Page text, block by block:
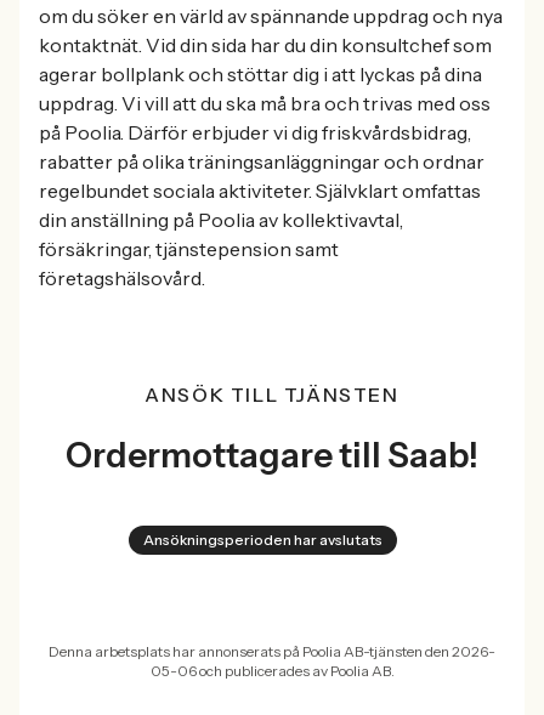
om du söker en värld av spännande uppdrag och nya
kontaktnät. Vid din sida har du din konsultchef som
agerar bollplank och stöttar dig i att lyckas på dina
uppdrag. Vi vill att du ska må bra och trivas med oss
på Poolia. Därför erbjuder vi dig friskvårdsbidrag,
rabatter på olika träningsanläggningar och ordnar
regelbundet sociala aktiviteter. Självklart omfattas
din anställning på Poolia av kollektivavtal,
försäkringar, tjänstepension samt
företagshälsovård.
ANSÖK TILL TJÄNSTEN
Ordermottagare till Saab!
Ansökningsperioden har avslutats
Denna arbetsplats har annonserats på Poolia AB-tjänsten den 2026-
05-06 och publicerades av Poolia AB.